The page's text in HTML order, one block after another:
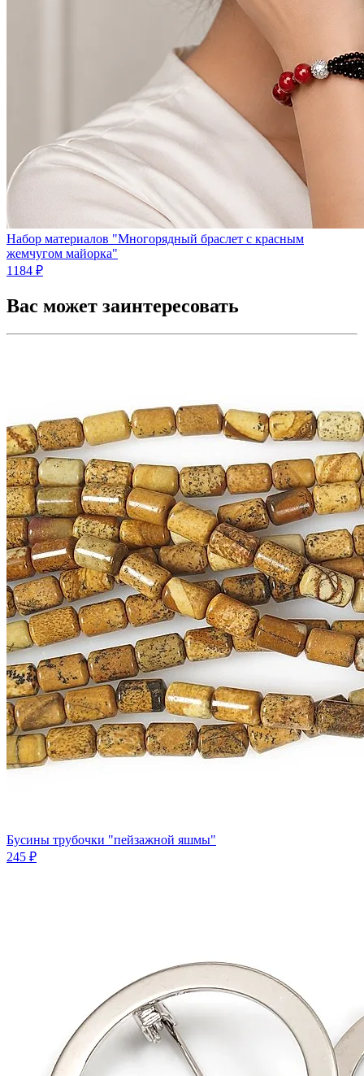
Набор материалов "Многорядный браслет с красным
жемчугом майорка"
1184 ₽
Вас может заинтересовать
Бусины трубочки "пейзажной яшмы"
245 ₽